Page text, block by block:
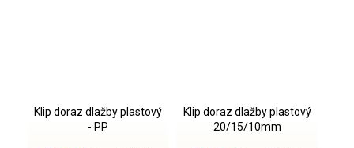
Klip doraz dlažby plastový
- PP
Klip doraz dlažby plastový
20/15/10mm